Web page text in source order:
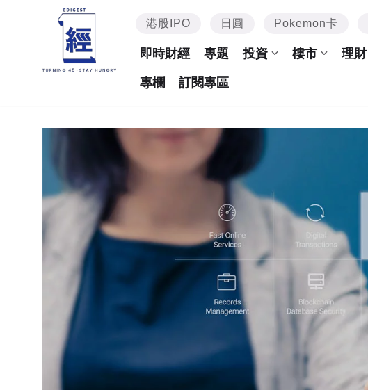
港股IPO 日圓 Pokemon卡
即時財經 專題 投資 樓市 理財
專欄 訂閱專區